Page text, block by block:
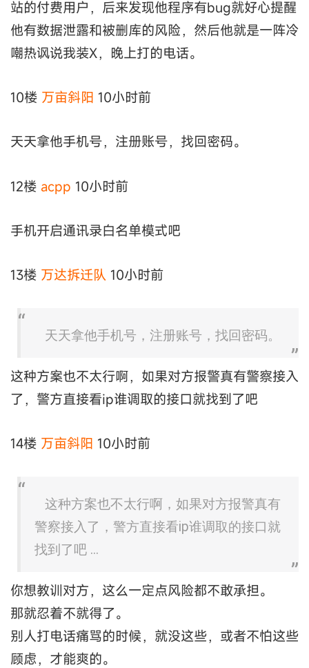
站的付费用户，后来发现他程序有bug就好心提醒
他有数据泄露和被删库的风险，然后他就是一阵冷
嘲热讽说我装X，晚上打的电话。
10楼 万亩斜阳 10小时前
天天拿他手机号，注册账号，找回密码。
12楼 acpp 10小时前
手机开启通讯录白名单模式吧
13楼 万达拆迁队 10小时前
天天拿他手机号，注册账号，找回密码。
这种方案也不太行啊，如果对方报警真有警察接入
了，警方直接看ip谁调取的接口就找到了吧
14楼 万亩斜阳 10小时前
这种方案也不太行啊，如果对方报警真有
警察接入了，警方直接看ip谁调取的接口就
找到了吧 ...
你想教训对方，这么一定点风险都不敢承担。
那就忍着不就得了。
别人打电话痛骂的时候，就没这些，或者不怕这些
顾虑，才能爽的。